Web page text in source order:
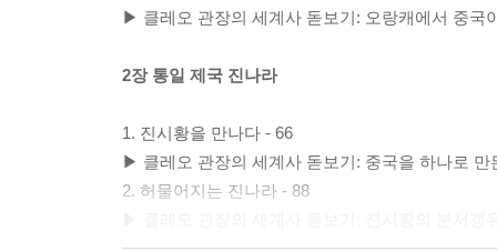
▶ 클레오 관장의 세계사 돋보기: 오랑캐에서 중국
2장 통일 제국 진나라
1. 진시황을 만나다 - 66
▶ 클레오 관장의 세계사 돋보기: 중국을 하나로 만
2. 허물어지는 진나라 - 88